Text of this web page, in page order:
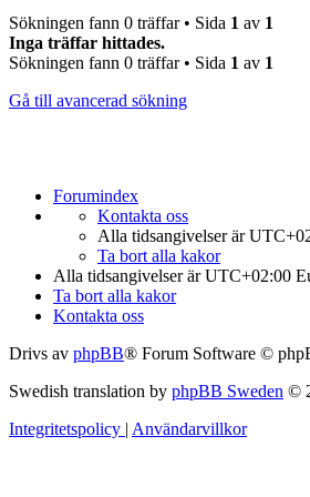
Sökningen fann 0 träffar • Sida 1 av 1
Inga träffar hittades.
Sökningen fann 0 träffar • Sida 1 av 1
Gå till avancerad sökning
Forumindex
Kontakta oss
Alla tidsangivelser är
Ta bort alla kakor
Alla tidsangivelser är UTC+02:00
Ta bort alla kakor
Kontakta oss
Drivs av phpBB® Forum Software ©
Swedish translation by phpBB Sweden ©
Integritetspolicy | Användarvillkor